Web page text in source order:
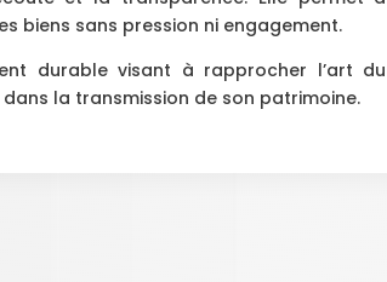
biens sans pression ni engagement.
durable visant à rapprocher l’art du
la transmission de son patrimoine.